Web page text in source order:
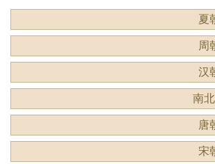
景象的生动成语夏
周
汉
南
唐
宋